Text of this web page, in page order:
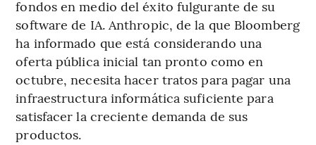
fondos en medio del éxito fulgurante de su
software de IA. Anthropic, de la que Bloomberg
ha informado que está considerando una
oferta pública inicial tan pronto como en
octubre, necesita hacer tratos para pagar una
infraestructura informática suficiente para
satisfacer la creciente demanda de sus
productos.